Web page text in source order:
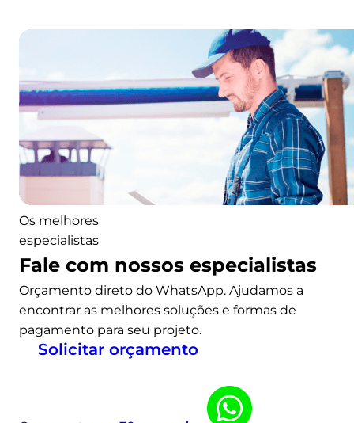
t
o
t
i
m
t
e
e
r
e
v
Os melhores
especialistas
Fale com nossos especialistas
Orçamento direto do WhatsApp. Ajudamos a
encontrar as melhores soluções e formas de
pagamento para seu projeto.
Solicitar orçamento